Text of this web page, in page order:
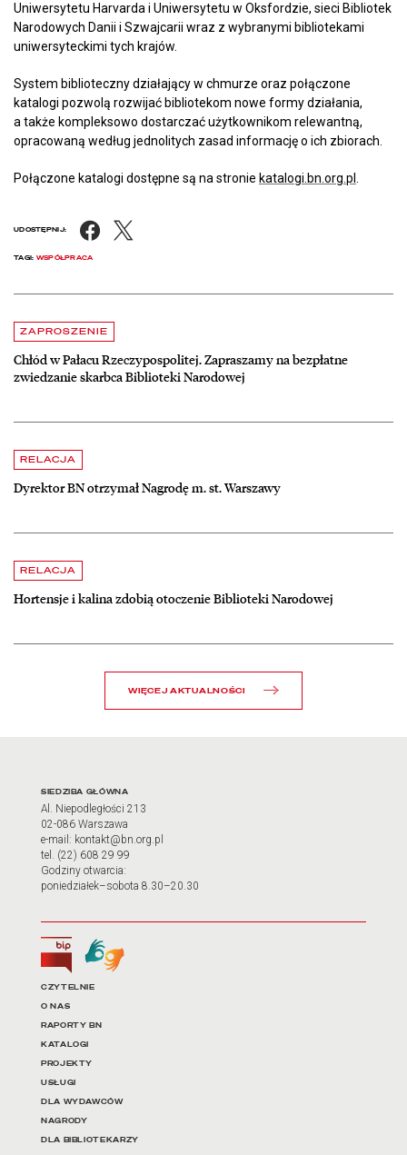
Uniwersytetu Harvarda i Uniwersytetu w Oksfordzie, sieci Bibliotek
Narodowych Danii i Szwajcarii wraz z wybranymi bibliotekami
uniwersyteckimi tych krajów.
System biblioteczny działający w chmurze oraz połączone
katalogi pozwolą rozwijać bibliotekom nowe formy działania,
a także kompleksowo dostarczać użytkownikom relewantną,
opracowaną według jednolitych zasad informację o ich zbiorach.
Połączone katalogi dostępne są na stronie katalogi.bn.org.pl
UDOSTĘPNIJ: Facebook
TAGI: WSPÓŁPRACA
Aktualności
ZAPROSZENIE
Chłód w Pałacu Rzeczypospolitej. Zapraszamy na bezpłatne
zwiedzanie skarbca Biblioteki Narodowej
czytaj więcej o Chłód w Pałacu Rzeczypospolitej. Zapraszamy na
RELACJA
Dyrektor BN otrzymał Nagrodę m. st. Warszawy
czytaj więcej o Dyrektor BN otrzymał Nagrodę m. st. Warszawy
RELACJA
Hortensje i kalina zdobią otoczenie Biblioteki Narodowej
czytaj więcej o Hortensje i kalina zdobią otoczenie Biblioteki
WIĘCEJ AKTUALNOŚCI
Adres oraz godziny
SIEDZIBA GŁÓWNA
Al. Niepodległości 213
02-086 Warszawa
e-mail: kontakt@bn.org.pl
tel. (22) 608 29 99
Godziny otwarcia:
poniedziałek–sobota 8.30–20.30
Biuletyn Informacji Publicznej
Tłumacz języka migowego
Linki do najważniejszych
CZYTELNIE
O NAS
RAPORTY BN
KATALOGI
PROJEKTY
USŁUGI
DLA WYDAWCÓW
NAGRODY
DLA BIBLIOTEKARZY